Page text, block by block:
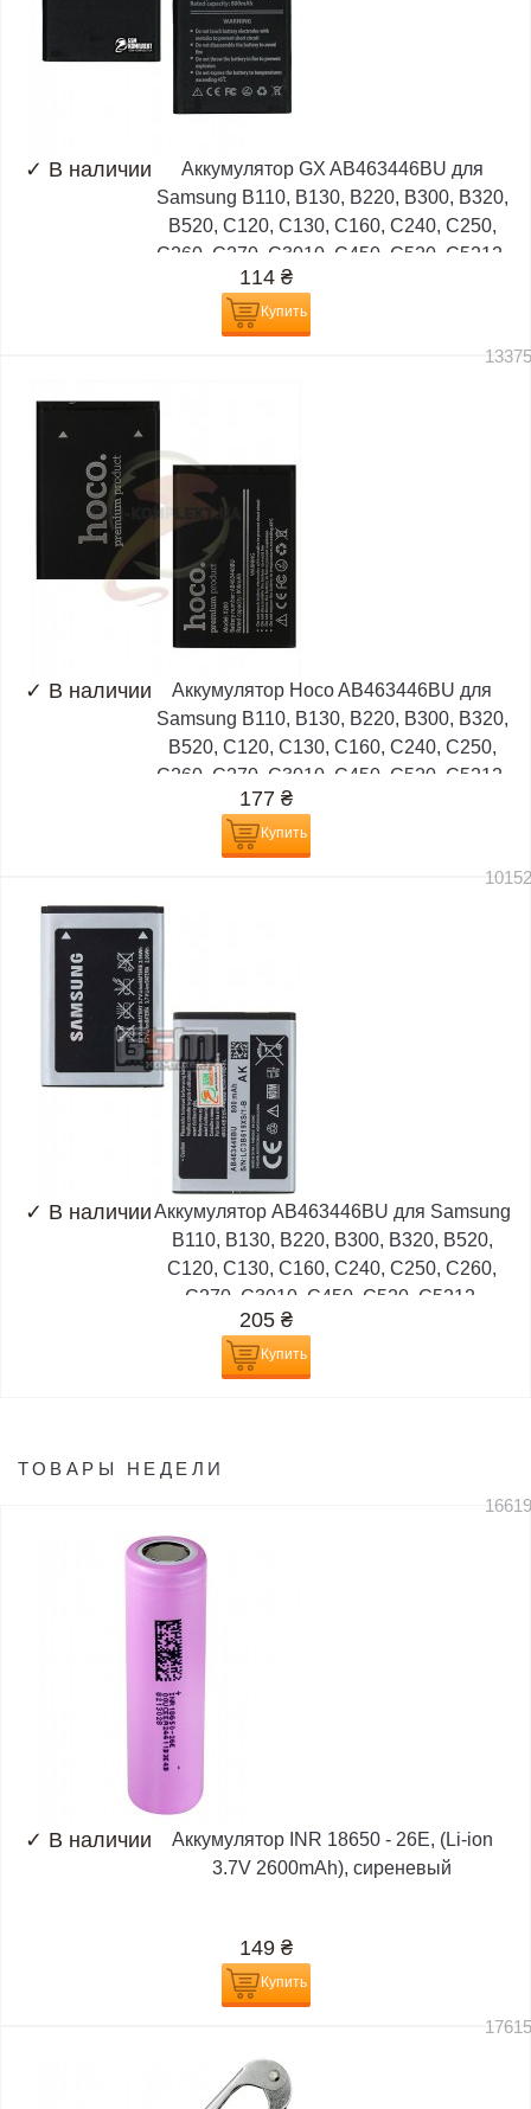
✓ В наличии
Аккумулятор GX AB463446BU для
Samsung B110, B130, B220, B300, B320,
B520, C120, C130, C160, C240, C250,
C260, C270, C3010, C450, C520, C5212,
114 ₴
Купить
✓ В наличии
Аккумулятор Hoco AB463446BU для
Samsung B110, B130, B220, B300, B320,
B520, C120, C130, C160, C240, C250,
C260, C270, C3010, C450, C520, C5212,
177 ₴
Купить
✓ В наличииАккумулятор AB463446BU для Samsung
B110, B130, B220, B300, B320, B520,
C120, C130, C160, C240, C250, C260,
C270, C3010, C450, C520, C5212,
205 ₴
Купить
ТОВАРЫ НЕДЕЛИ
✓ В наличии
Аккумулятор INR 18650 - 26E, (Li-ion
3.7V 2600mAh), сиреневый
149 ₴
Купить